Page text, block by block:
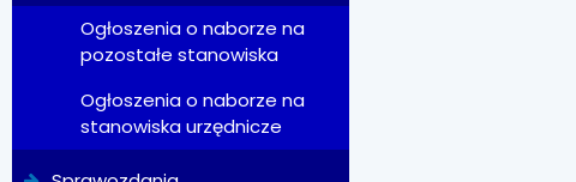
Ogłoszenia o naborze na
pozostałe stanowiska
Ogłoszenia o naborze na
stanowiska urzędnicze